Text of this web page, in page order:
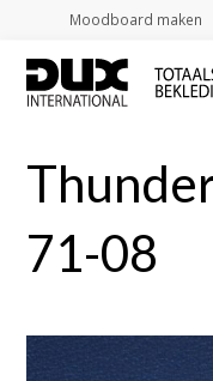
Moodboard maken
71-08